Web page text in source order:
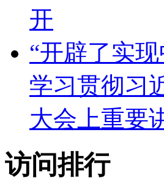
开
“开辟了实
学习贯彻习
大会上重要
访问排行